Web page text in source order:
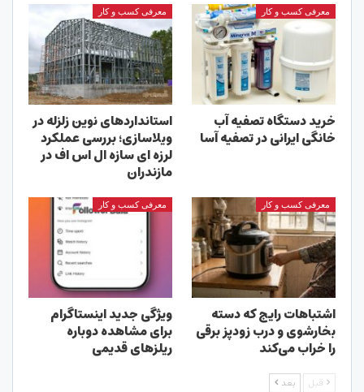
معرفی کسب و کار
خرید دستگاه تصفیه آب
خانگی ایرانی در تصفیه آسا
معرفی کسب و کار
استانداردهای نوین زلزله در
ویلاسازی؛ بررسی عملکرد
لرزه ای سازه ال اس اف در
مازندران
معرفی کسب و کار
اشتباهات رایج که دسته
بخارشوی و درب زودپز برقی
را خراب می‌کند
معرفی کسب و کار
ویژگی جدید اینستاگرام
برای مشاهده دوباره
ریلزهای قدیمی
قبل بعد